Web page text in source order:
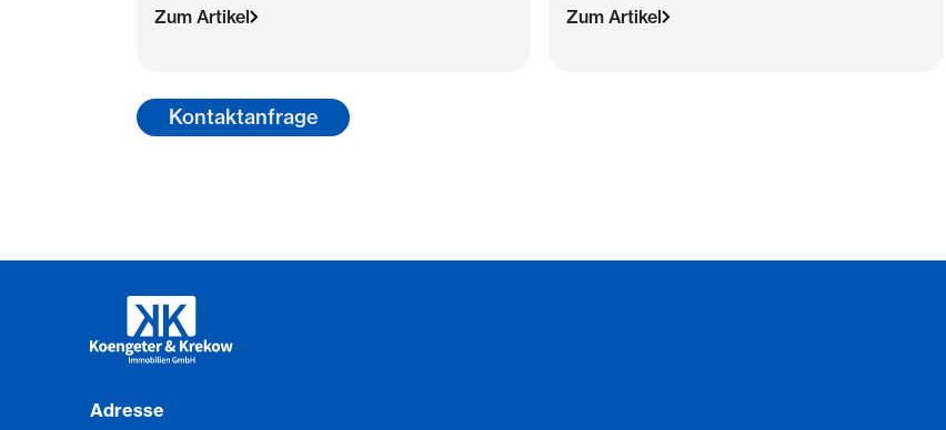
Zum Artikel Zum Artikel
Kontaktanfrage
Adresse